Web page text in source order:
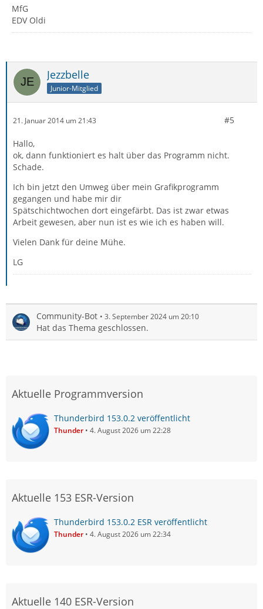
MfG
EDV Oldi
Jezzbelle
Junior-Mitglied
21. Januar 2014 um 21:43 #5
Hallo,
ok, dann funktioniert es halt über das Programm nicht.
Schade.
Ich bin jetzt den Umweg über mein Grafikprogramm
gegangen und habe mir dir
Spätschichtwochen dort eingefärbt. Das ist zwar etwas
Arbeit gewesen, aber nun ist es wie ich es haben will.
Vielen Dank für deine Mühe.
LG
Community-Bot 3. September 2024 um 20:10
Hat das Thema geschlossen.
Aktuelle Programmversion
Thunderbird 153.0.2 veröffentlicht
Thunder 4. August 2026 um 22:28
Aktuelle 153 ESR-Version
Thunderbird 153.0.2 ESR veröffentlicht
Thunder 4. August 2026 um 22:34
Aktuelle 140 ESR-Version